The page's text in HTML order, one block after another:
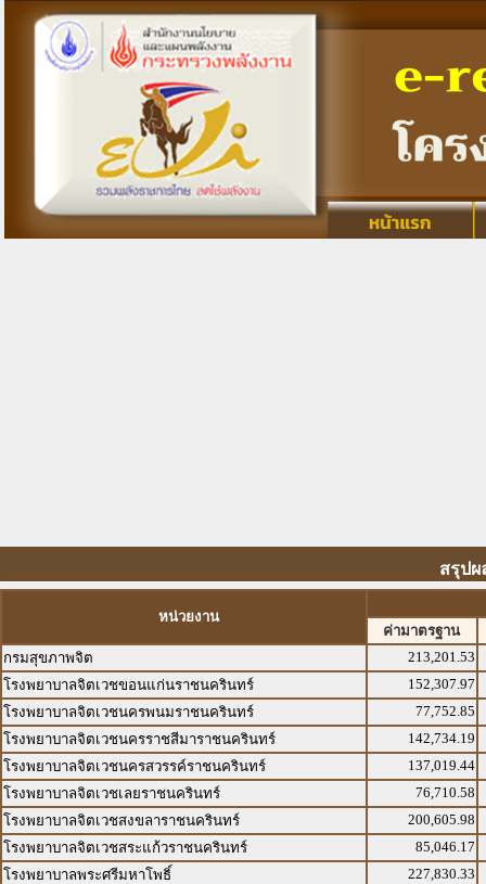
สรุปผ
หน่วยงาน
ค่ามาตรฐาน
กรมสุขภาพจิต
213,201.53
โรงพยาบาลจิตเวชขอนแก่นราชนครินทร์
152,307.97
โรงพยาบาลจิตเวชนครพนมราชนครินทร์
77,752.85
โรงพยาบาลจิตเวชนครราชสีมาราชนครินทร์
142,734.19
โรงพยาบาลจิตเวชนครสวรรค์ราชนครินทร์
137,019.44
โรงพยาบาลจิตเวชเลยราชนครินทร์
76,710.58
โรงพยาบาลจิตเวชสงขลาราชนครินทร์
200,605.98
โรงพยาบาลจิตเวชสระแก้วราชนครินทร์
85,046.17
โรงพยาบาลพระศรีมหาโพธิ์
227,830.33